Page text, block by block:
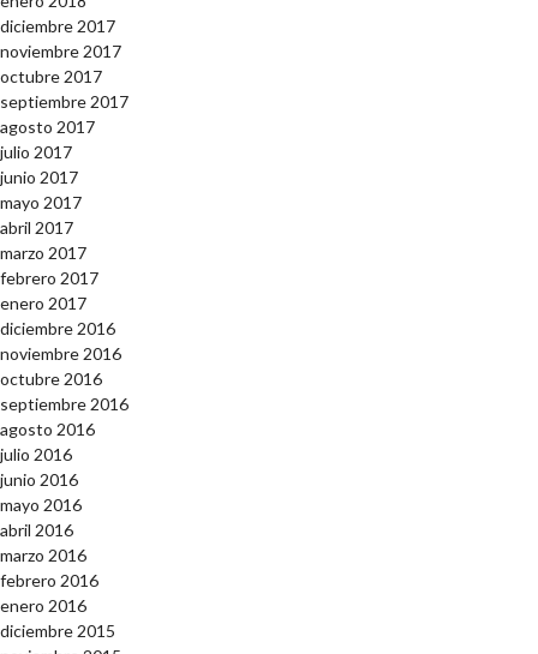
diciembre 2017
noviembre 2017
octubre 2017
septiembre 2017
agosto 2017
julio 2017
junio 2017
mayo 2017
abril 2017
marzo 2017
febrero 2017
enero 2017
diciembre 2016
noviembre 2016
octubre 2016
septiembre 2016
agosto 2016
julio 2016
junio 2016
mayo 2016
abril 2016
marzo 2016
febrero 2016
enero 2016
diciembre 2015